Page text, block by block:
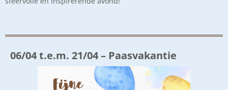
06/04 t.e.m. 21/04 – Paasvakantie